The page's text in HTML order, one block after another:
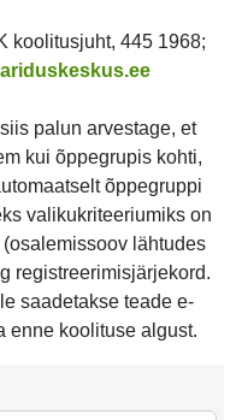
koolitusjuht, 445 1968;
palun arvestage, et
kui õppegrupis kohti,
õppegruppi
valikukriteeriumiks on
lähtudes
registreerimisjärjekord.
saadetakse teade e-
enne koolituse algust.